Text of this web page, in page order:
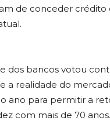
de conceder crédito
dos bancos votou
a realidade do
ano para permitir a
com mais de 70